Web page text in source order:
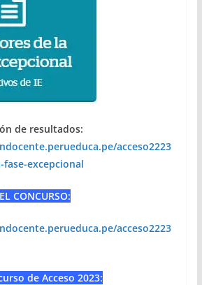
de resultados:
acceso2223
excepcional
CONCURSO:
acceso2223
de Acceso 2023: